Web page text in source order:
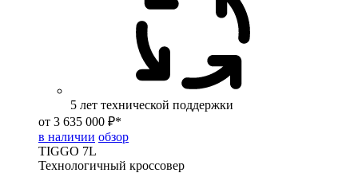
5 лет технической поддержки
от 3 635 000 ₽*
в наличии обзор
TIGGO 7L
Технологичный кроссовер